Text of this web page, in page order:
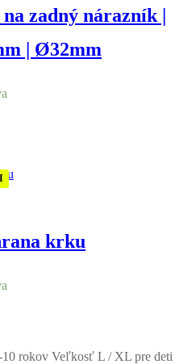
zadný nárazník |
| Ø32mm
krku
rokov Veľkosť L / XL pre deti